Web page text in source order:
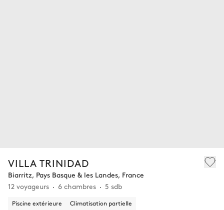
VILLA TRINIDAD
Biarritz, Pays Basque & les Landes, France
12 voyageurs
6 chambres 5 sdb
Piscine extérieure Climatisation partielle